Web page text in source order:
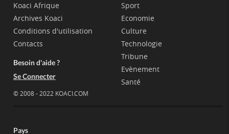
Koaci Afrique
Archives Koaci
Conditions d'utilisation
Contacts
Besoin d'aide ?
Se Connecter
© 2008 - 2022 KOACI.COM
Sport
Economie
Culture
Technologie
Tribune
Evènement
Santé
Pays